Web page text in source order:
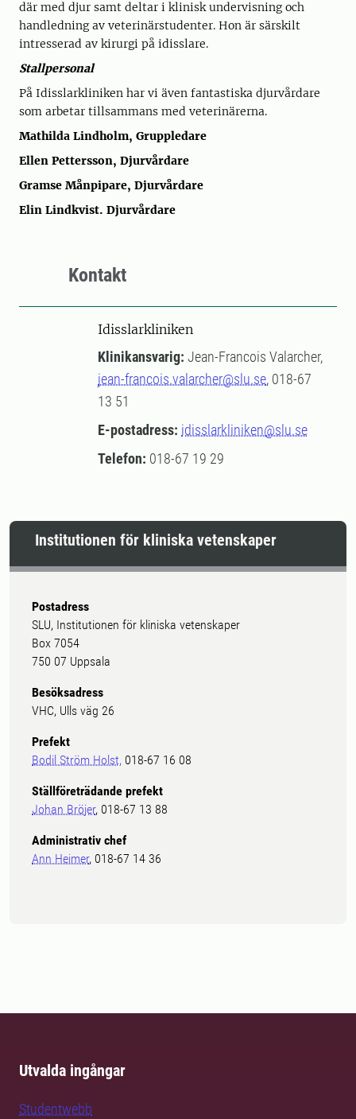
där med djur samt deltar i klinisk undervisning och
handledning av veterinärstudenter. Hon är särskilt
intresserad av kirurgi på idisslare.
Stallpersonal
På Idisslarkliniken har vi även fantastiska djurvårdare
som arbetar tillsammans med veterinärerna.
Mathilda Lindholm, Gruppledare
Ellen Pettersson, Djurvårdare
Gramse Månpipare, Djurvårdare
Elin Lindkvist. Djurvårdare
Kontakt
Idisslarkliniken
Klinikansvarig: Jean-Francois Valarcher,
jean-francois.valarcher@slu.se, 018-67
13 51
E-postadress: idisslarkliniken@slu.se
Telefon: 018-67 19 29
Institutionen för kliniska vetenskaper
Postadress
SLU, Institutionen för kliniska vetenskaper
Box 7054
750 07 Uppsala
Besöksadress
VHC, Ulls väg 26
Prefekt
Bodil Ström Holst, 018-67 16 08
Ställföreträdande prefekt
Johan Bröjer, 018-67 13 88
Administrativ chef
Ann Heimer, 018-67 14 36
Utvalda ingångar
Studentwebb